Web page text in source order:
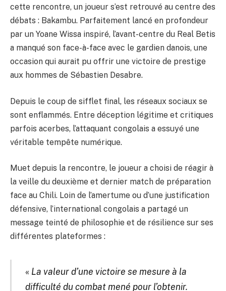
cette rencontre, un joueur s’est retrouvé au centre des
débats : Bakambu. Parfaitement lancé en profondeur
par un Yoane Wissa inspiré, l’avant-centre du Real Betis
a manqué son face-à-face avec le gardien danois, une
occasion qui aurait pu offrir une victoire de prestige
aux hommes de Sébastien Desabre.
Depuis le coup de sifflet final, les réseaux sociaux se
sont enflammés. Entre déception légitime et critiques
parfois acerbes, l’attaquant congolais a essuyé une
véritable tempête numérique.
Muet depuis la rencontre, le joueur a choisi de réagir à
la veille du deuxième et dernier match de préparation
face au Chili. Loin de l’amertume ou d’une justification
défensive, l’international congolais a partagé un
message teinté de philosophie et de résilience sur ses
différentes plateformes :
« La valeur d’une victoire se mesure à la
difficulté du combat mené pour l’obtenir.